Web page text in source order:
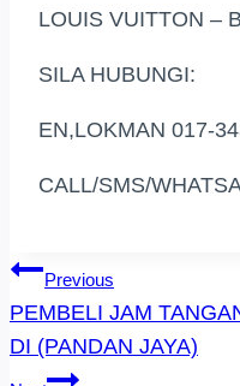
LOUIS VUITTON –
SILA HUBUNGI:
EN,LOKMAN 017-
CALL/SMS/
Post
Navigation
Previous
PEMBELI JAM
DI (PANDAN JAYA)